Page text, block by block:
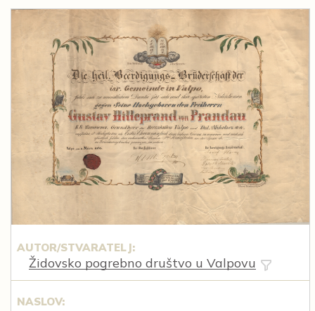
AUTOR/STVARATELJ:
Židovsko pogrebno društvo u Valpovu
NASLOV: